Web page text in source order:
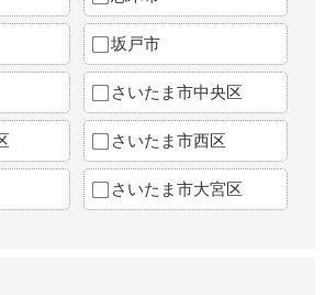
坂戸市
さいたま市中央区
さいたま市西区
さいたま市大宮区